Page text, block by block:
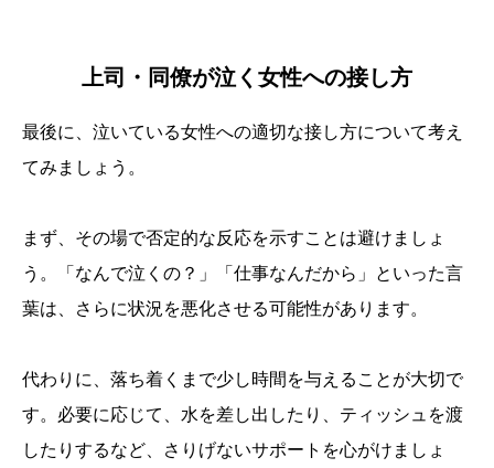
上司・同僚が泣く女性への接し方
最後に、泣いている女性への適切な接し方について考え
てみましょう。
まず、その場で否定的な反応を示すことは避けましょ
う。「なんで泣くの？」「仕事なんだから」といった言
葉は、さらに状況を悪化させる可能性があります。
代わりに、落ち着くまで少し時間を与えることが大切で
す。必要に応じて、水を差し出したり、ティッシュを渡
したりするなど、さりげないサポートを心がけましょ